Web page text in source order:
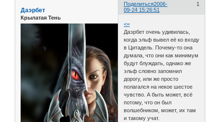
Поделиться 1
2006-
09-24 15:26:51
Даэрбет
Крылатая Тень
<=
Даэрбет очень удивилась,
когда эльф вывел её ко входу
в Цитадель. Почему-то она
думала, что они как минимум
будут блуждать, однако же
эльф словно запомнил
дорогу, или же просто
полагался на некое шестое
чувство. А быть может, всё
потому, что он был
волшебником, может, их там
и такому учат.